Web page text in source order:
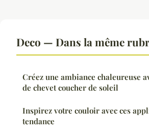
Deco — Dans la même
Créez une ambiance chaleureuse
de chevet coucher de soleil
Inspirez votre couloir avec ces
tendance